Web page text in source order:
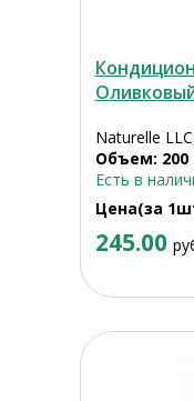
Naturelle
Объем: 200
Есть в
Цена(за
245.00